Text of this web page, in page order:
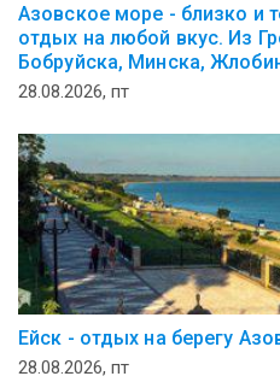
Азовское море - близко и
отдых на любой вкус. Из
Бобруйска, Минска,
28.08.2026, пт
Ейск - отдых на берегу
28.08.2026, пт